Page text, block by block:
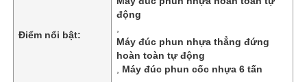
Điểm nổi bật:
động
Máy đúc phun nhựa thẳng đứng
hoàn toàn tự động
Máy đúc phun cốc nhựa 6 tấn